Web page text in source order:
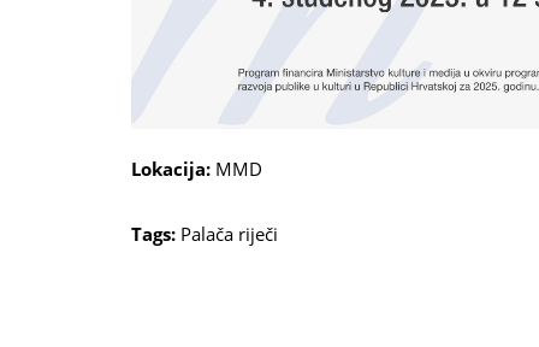
Lokacija: MMD
Tags: Palača riječi